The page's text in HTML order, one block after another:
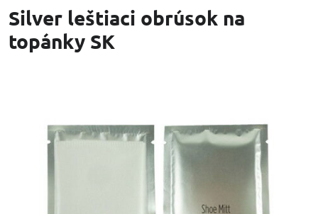
Silver leštiaci obrúsok na
topánky SK